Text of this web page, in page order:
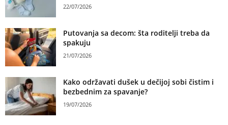
22/07/2026
Putovanja sa decom: šta roditelji treba da
spakuju
21/07/2026
Kako održavati dušek u dečijoj sobi čistim i
bezbednim za spavanje?
19/07/2026